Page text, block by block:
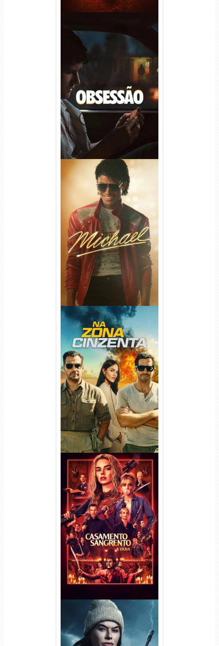
Obsessão Torrent (2026)
WEB-DL 1080p/4K Dual
Áudio
Michael Torrent (2026) WEB-
DL 1080p/4K Dual Áudio
Na Zona Cinzenta Torrent
(2026) WEB-DL 1080p/4K
Dual Áudio
Casamento Sangrento: A
Viúva Torrent (2026) WEB-DL
720p/1080p/4K Dual Áudio